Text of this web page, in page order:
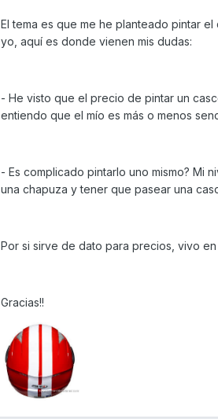
El tema es que me he planteado pintar
yo, aquí es donde vienen mis dudas:
- He visto que el precio de pintar un
entiendo que el mío es más o menos
- Es complicado pintarlo uno mismo? Mi
una chapuza y tener que pasear una
Por si sirve de dato para precios, vivo en
Gracias!!